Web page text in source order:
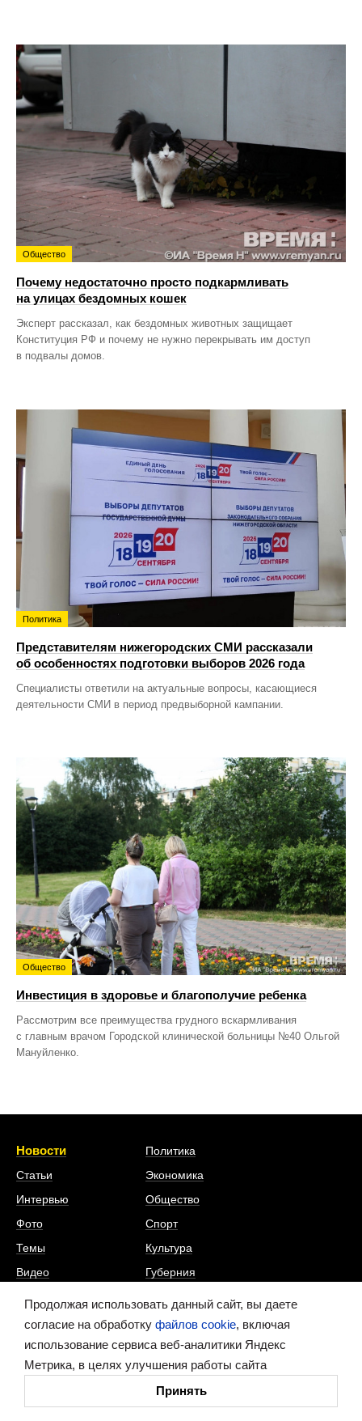
Общество
Почему недостаточно просто подкармливать
на улицах бездомных кошек
Эксперт рассказал, как бездомных животных защищает
Конституция РФ и почему не нужно перекрывать им доступ
в подвалы домов.
Политика
Представителям нижегородских СМИ рассказали
об особенностях подготовки выборов 2026 года
Специалисты ответили на актуальные вопросы, касающиеся
деятельности СМИ в период предвыборной кампании.
Общество
Инвестиция в здоровье и благополучие ребенка
Рассмотрим все преимущества грудного вскармливания
с главным врачом Городской клинической больницы №40 Ольгой
Мануйленко.
Новости
Статьи
Интервью
Фото
Темы
Видео
Политика
Экономика
Общество
Спорт
Культура
Губерния
Наука
и технологии
Продолжая использовать данный сайт, вы даете
согласие на обработку файлов cookie, включая
использование сервиса веб-аналитики Яндекс
Метрика, в целях улучшения работы сайта
Принять